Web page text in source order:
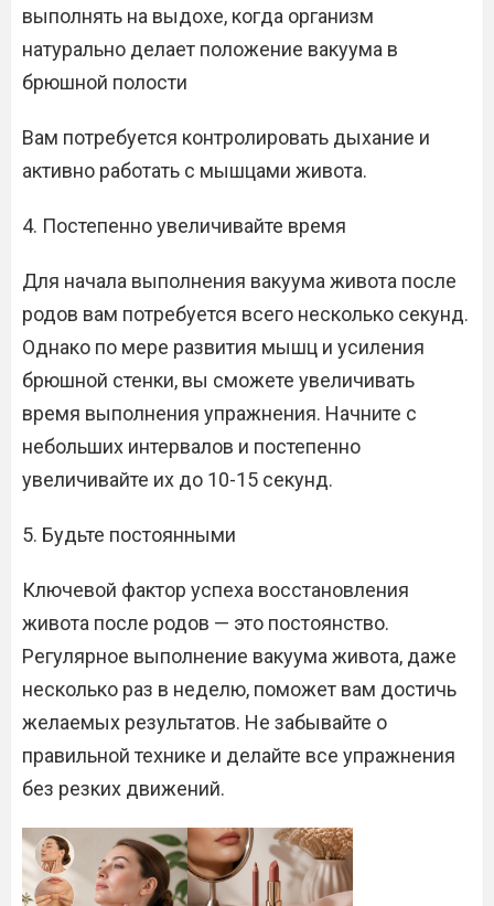
выполнять на выдохе, когда организм
натурально делает положение вакуума в
брюшной полости
Вам потребуется контролировать дыхание и
активно работать с мышцами живота.
4. Постепенно увеличивайте время
Для начала выполнения вакуума живота после
родов вам потребуется всего несколько секунд.
Однако по мере развития мышц и усиления
брюшной стенки, вы сможете увеличивать
время выполнения упражнения. Начните с
небольших интервалов и постепенно
увеличивайте их до 10-15 секунд.
5. Будьте постоянными
Ключевой фактор успеха восстановления
живота после родов — это постоянство.
Регулярное выполнение вакуума живота, даже
несколько раз в неделю, поможет вам достичь
желаемых результатов. Не забывайте о
правильной технике и делайте все упражнения
без резких движений.